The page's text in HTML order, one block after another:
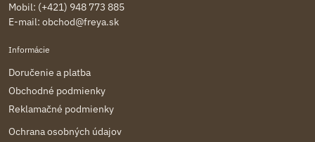
Mobil: (+421) 948 773 885
E-mail: obchod@freya.sk
Informácie
Doručenie a platba
Obchodné podmienky
Reklamačné podmienky
Ochrana osobných údajov